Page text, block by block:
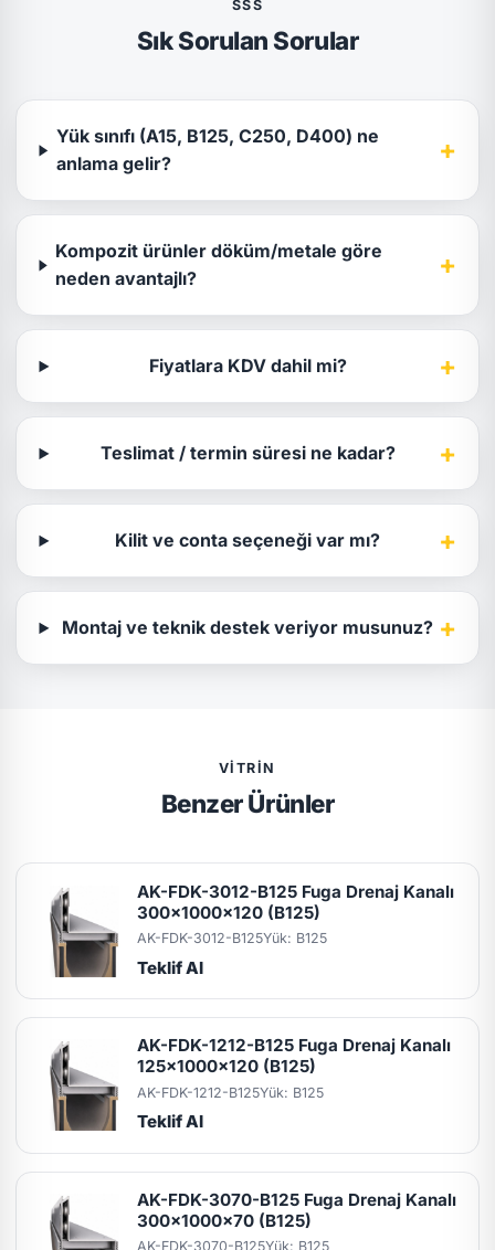
SSS
Sık Sorulan Sorular
Yük sınıfı (A15, B125, C250, D400) ne
anlama gelir?
+
Kompozit ürünler döküm/metale göre
neden avantajlı?
+
Fiyatlara KDV dahil mi? +
Teslimat / termin süresi ne kadar? +
Kilit ve conta seçeneği var mı? +
Montaj ve teknik destek veriyor musunuz? +
VITRIN
Benzer Ürünler
AK-FDK-3012-B125 Fuga Drenaj Kanalı
300x1000x120 (B125)
AK-FDK-3012-B125Yük: B125
Teklif Al
AK-FDK-1212-B125 Fuga Drenaj Kanalı
125x1000x120 (B125)
AK-FDK-1212-B125Yük: B125
Teklif Al
AK-FDK-3070-B125 Fuga Drenaj Kanalı
300x1000x70 (B125)
AK-FDK-3070-B125Yük: B125